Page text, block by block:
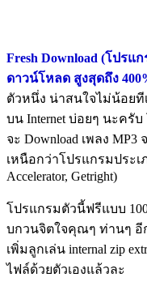
Fresh Download (โปรแ
ดาวน์โหลด สูงสุดถึง
ตัวหนึ่ง น่าสนใจไม่น้อยที
บน Internet บ่อยๆ นะครั
จะ Download เพลง
เหนือกว่าโปรแกรมประเ
Accelerator, Getright)
โปรแกรมตัวนี้ฟรีแบบ
บกวนจิตใจคุณๆ ท่านๆ อี
เพิ่มลูกเล่น internal zip
ไฟล์ด้วยตัวเองแล้วละ